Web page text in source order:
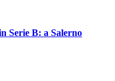
Serie B: a Salerno